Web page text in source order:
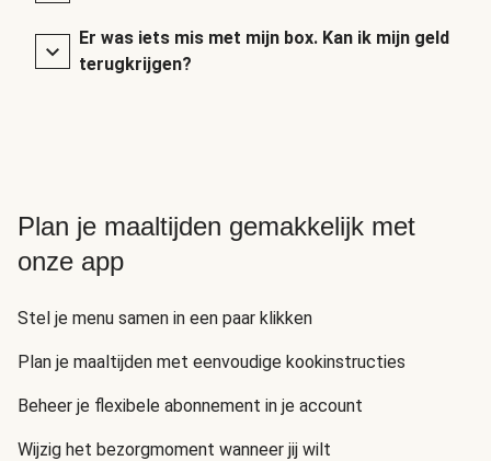
Er was iets mis met mijn box. Kan ik mijn geld
terugkrijgen?
Plan je maaltijden gemakkelijk met
onze app
Stel je menu samen in een paar klikken
Plan je maaltijden met eenvoudige kookinstructies
Beheer je flexibele abonnement in je account
Wijzig het bezorgmoment wanneer jij wilt